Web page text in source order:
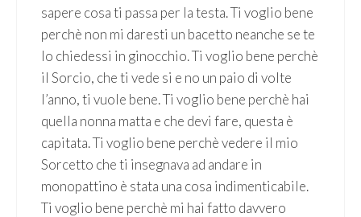
sapere cosa ti passa per la testa. Ti voglio bene
perchè non mi daresti un bacetto neanche se te
lo chiedessi in ginocchio. Ti voglio bene perchè
il Sorcio, che ti vede si e no un paio di volte
l’anno, ti vuole bene. Ti voglio bene perchè hai
quella nonna matta e che devi fare, questa è
capitata. Ti voglio bene perchè vedere il mio
Sorcetto che ti insegnava ad andare in
monopattino è stata una cosa indimenticabile.
Ti voglio bene perchè mi hai fatto davvero